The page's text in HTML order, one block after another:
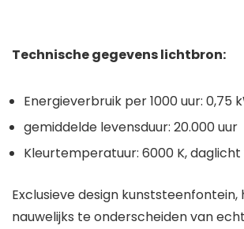
Technische gegevens lichtbron:
Energieverbruik per 1000 uur: 0,75
gemiddelde levensduur: 20.000 uur
Kleurtemperatuur: 6000 K, daglicht
Exclusieve design
nauwelijks te onderscheiden van